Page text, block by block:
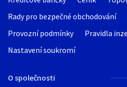
Rady pro bezpečné obchodování
Provozní podmínky
Pravidla
Nastavení soukromí
O společnosti